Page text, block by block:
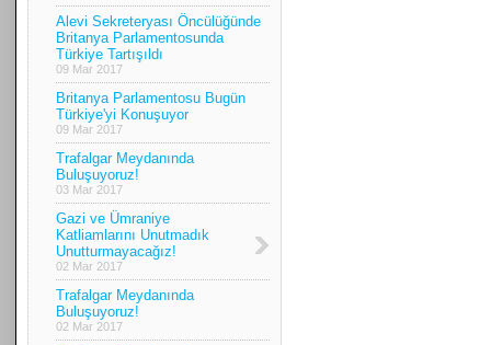
Alevi Sekreteryası Öncülüğünde
Britanya Parlamentosunda
Türkiye Tartışıldı
09 Mar 2017
Britanya Parlamentosu Bugün
Türkiye'yi Konuşuyor
09 Mar 2017
Trafalgar Meydanında
Buluşuyoruz!
03 Mar 2017
Gazi ve Ümraniye
Katliamlarını Unutmadık
Unutturmayacağız!
02 Mar 2017
Trafalgar Meydanında
Buluşuyoruz!
02 Mar 2017